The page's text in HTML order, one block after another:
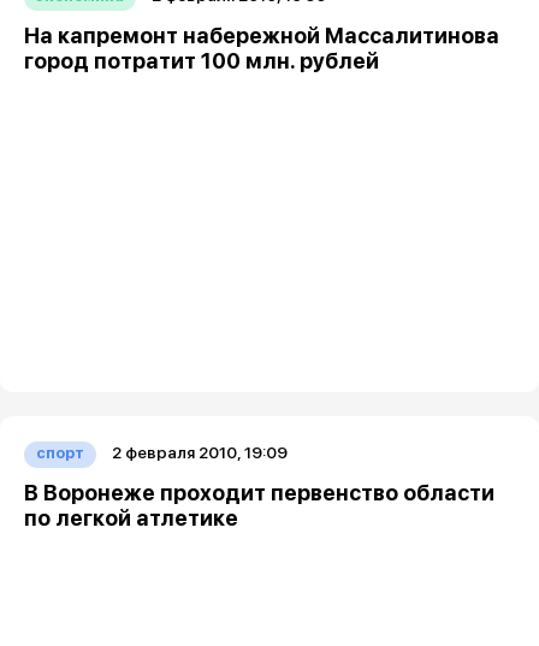
На капремонт набережной Массалитинова
город потратит 100 млн. рублей
спорт 2 февраля 2010, 19:09
В Воронеже проходит первенство области
по легкой атлетике